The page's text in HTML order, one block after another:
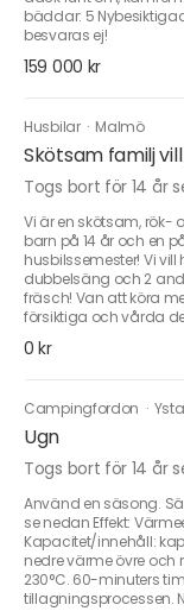
bäddar: 5
besvaras ej!
159 000 kr
Husbilar · Malmö
Skötsam familj
Togs bort för 14 år
Vi är en skötsam, rök-
barn på 14 år och en
husbilssemester! Vi
dubbelsäng och 2
fräsch! Van att köra
försiktiga och vårda
0 kr
Campingfordon ·
Ugn
Togs bort för 14 år
Använd en säsong.
se nedan Effekt:
Kapacitet/innehåll:
nedre värme övre och
230°C. 60-minuters
tillagningsprocessen.